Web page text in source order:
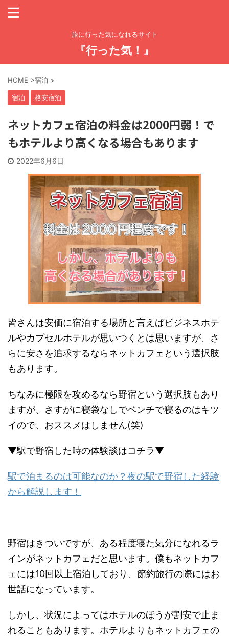
旅に行った気になれるサイト
『行った気！』
HOME >宿泊 >
宿泊 格安宿泊
ネットカフェ宿泊の料金は2000円弱！で
もホテルより高くなる場合もあります
2022年6月6日
皆さんは安価に宿泊する場所と言えばビジネスホテ
ルやカプセルホテルが思いつくとは思いますが、さ
らに安さを追求するならネットカフェという選択肢
もあります。
ちなみに極限を攻めるなら野宿という選択肢もあり
ますが、さすがに寝袋なしでベンチで寝るのはキツ
イので、おススメはしません(笑)
▼駅で野宿した時の体験談はコチラ▼
駅で泊まるのは可能なのか？夜の駅で野宿した経験
から解説します！
野宿はきついですが、ある程度寝た気分になれるラ
インがネットカフェだと思います。僕もネットカフ
ェには10回以上宿泊しており、節約旅行の際にはお
世話になっています。
しかし、状況によってはホテルのほうが割安で止ま
れることもあります。ホテルよりもネットカフェの